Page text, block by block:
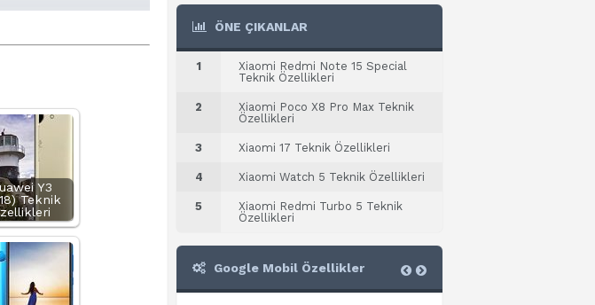
Y3
Teknik
ÖNE ÇIKANLAR
1
Xiaomi Redmi Note 15 Special
Teknik Özellikleri
2
Xiaomi Poco X8 Pro Max Teknik
Özellikleri
3 Xiaomi 17 Teknik Özellikleri
4 Xiaomi Watch 5 Teknik Özellikleri
5
Xiaomi Redmi Turbo 5 Teknik
Özellikleri
Google Mobil Özellikler